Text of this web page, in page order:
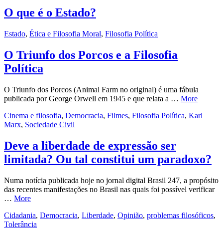
O que é o Estado?
Estado, Ética e Filosofia Moral, Filosofia Política
O Triunfo dos Porcos e a Filosofia
Política
O Triunfo dos Porcos (Animal Farm no original) é uma fábula
publicada por George Orwell em 1945 e que relata a … More
Cinema e filosofia, Democracia, Filmes, Filosofia Política, Karl
Marx, Sociedade Civil
Deve a liberdade de expressão ser
limitada? Ou tal constitui um paradoxo?
Numa notícia publicada hoje no jornal digital Brasil 247, a propósito
das recentes manifestações no Brasil nas quais foi possível verificar
… More
Cidadania, Democracia, Liberdade, Opinião, problemas filosóficos,
Tolerância